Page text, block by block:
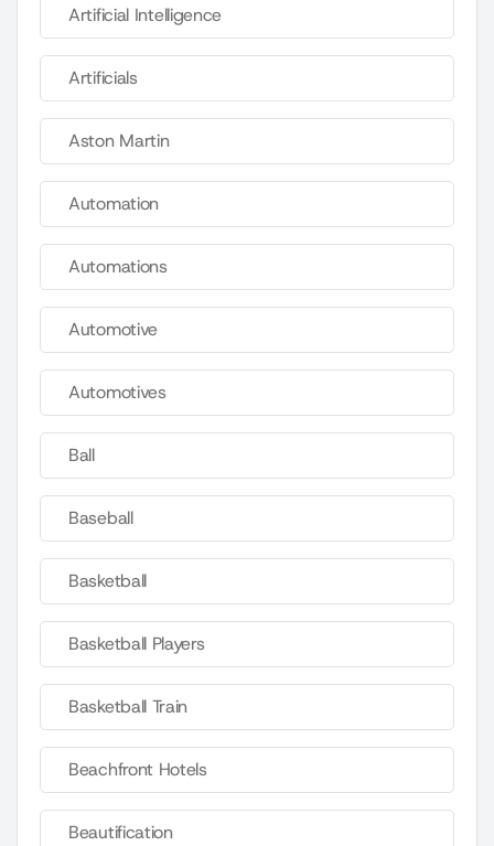
Artificial Intelligence
Artificials
Aston Martin
Automation
Automations
Automotive
Automotives
Ball
Baseball
Basketball
Basketball Players
Basketball Train
Beachfront Hotels
Beautification